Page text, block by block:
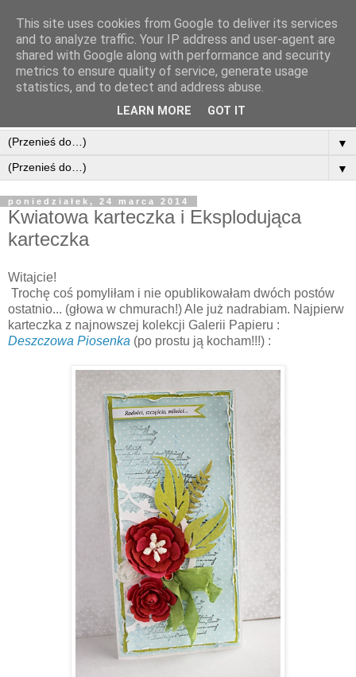
▼
▼
poniedziałek, 24 marca 2014
Kwiatowa karteczka i Eksplodująca
karteczka
Witajcie!
Trochę coś pomyliłam i nie opublikowałam dwóch postów
ostatnio... (głowa w chmurach!) Ale już nadrabiam. Najpierw
karteczka z najnowszej kolekcji Galerii Papieru :
Deszczowa Piosenka (po prostu ją kocham!!!) :
This site uses cookies from Google to deliver its services
and to analyze traffic. Your IP address and user-agent are
shared with Google along with performance and security
metrics to ensure quality of service, generate usage
statistics, and to detect and address abuse.
LEARN MORE GOT IT